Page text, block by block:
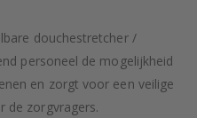
douchestretcher /
personeel de mogelijkheid
en zorgt voor een veilige
de zorgvragers.